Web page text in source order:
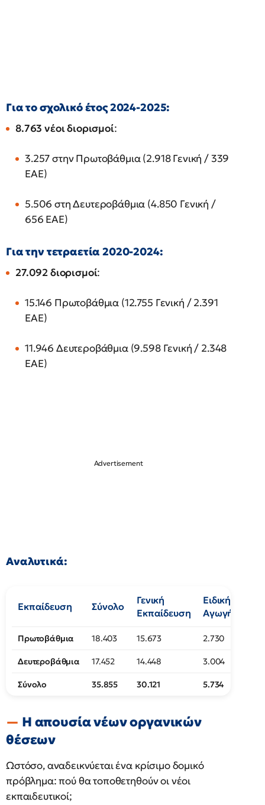
Για το σχολικό έτος 2024-2025:
8.763 νέοι διορισμοί:
3.257 στην Πρωτοβάθμια (2.918 Γενική / 339
ΕΑΕ)
5.506 στη Δευτεροβάθμια (4.850 Γενική /
656 ΕΑΕ)
Για την τετραετία 2020-2024:
27.092 διορισμοί:
15.146 Πρωτοβάθμια (12.755 Γενική / 2.391
ΕΑΕ)
11.946 Δευτεροβάθμια (9.598 Γενική / 2.348
ΕΑΕ)
Αναλυτικά:
Εκπαίδευση Σύνολο
Γενική
Εκπαίδευση
Ειδική
Αγωγή
Πρωτοβάθμια 18.403 15.673 2.730
Δευτεροβάθμια 17.452 14.448 3.004
Σύνολο 35.855 30.121 5.734
Η απουσία νέων οργανικών
θέσεων
Ωστόσο, αναδεικνύεται ένα κρίσιμο δομικό
πρόβλημα: πού θα τοποθετηθούν οι νέοι
εκπαιδευτικοί;